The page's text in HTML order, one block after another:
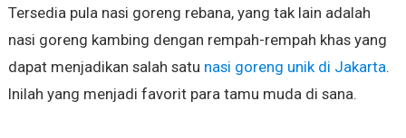
Tersedia pula nasi goreng rebana, yang tak lain adalah
nasi goreng kambing dengan rempah-rempah khas yang
dapat menjadikan salah satu nasi goreng unik di Jakarta.
Inilah yang menjadi favorit para tamu muda di sana.